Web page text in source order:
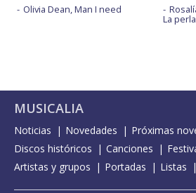
Olivia Dean, Man I need
La perla
MUSICALIA
Noticias Novedades
Próximas
Discos históricos
Canciones
Artistas y grupos
Portadas Listas